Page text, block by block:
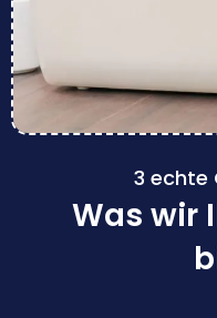
3 echte
Was wir